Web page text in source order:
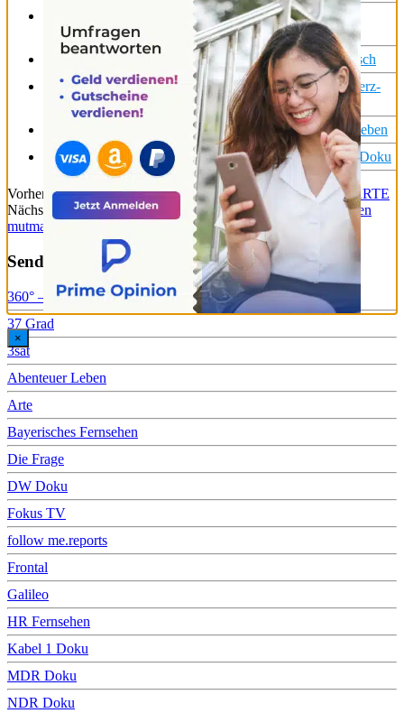
Pille absetzen: Geht’s dir wirklich so viel besser ohne
künstliche Hormone? | Quarks
Schwarze Löcher – geht nicht, gibt’s nicht? | Harald Lesch
Ich will mein Leben zurück: Katja geht durch die Schmerz-
Hölle I TRU DOKU
5 Dinge, ohne die auf Ibiza nichts geht! | Galileo | ProSieben
Sehnsucht nach Familie – Alina geht ihren Weg | SWR Doku
Vorheriger Beitrag Der Kampf der Frauen | TRACKS East | ARTE
Nächster Beitrag IS-Kämpfer in Deutschland: Wir konfrontieren
mutmaßliche Täter I frontal
Sender & Sendungen
360° – GEO Reportage
37 Grad
3sat
Abenteuer Leben
Arte
Bayerisches Fernsehen
Die Frage
DW Doku
Fokus TV
follow me.reports
Frontal
Galileo
HR Fernsehen
Kabel 1 Doku
MDR Doku
NDR Doku
×